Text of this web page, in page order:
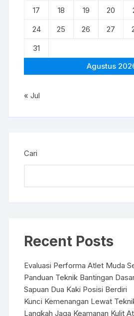
Agustus
17
18 19 20
24
25 26 27
31
« Jul
Cari
Recent Posts
Evaluasi Performa Atlet Muda
Panduan Teknik Bantingan
Sapuan Dua Kaki Posisi Berdiri
Kunci Kemenangan Lewat
Langkah Jaga Keamanan Kulit